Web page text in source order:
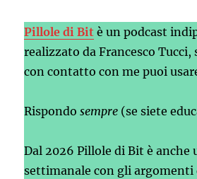
Pillole di Bit è un podcast
realizzato da Francesco
con contatto con me puoi
Rispondosempre (se siete
Dal 2026 Pillole di Bit è anche
settimanale con gli argomenti